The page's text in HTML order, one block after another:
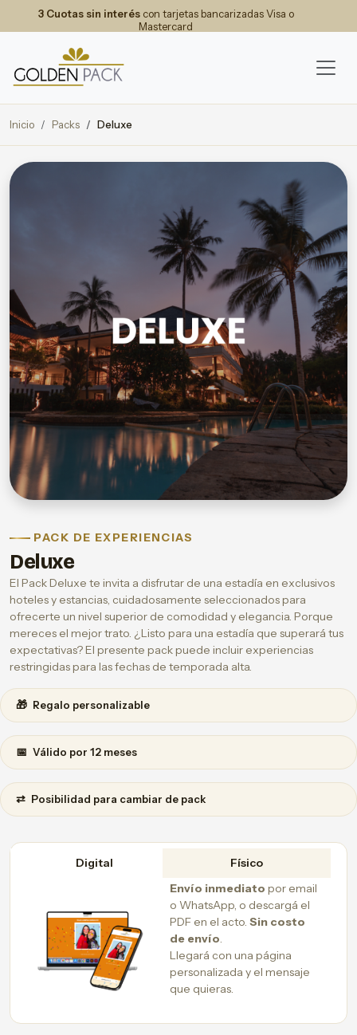
3 Cuotas sin interéscon tarjetas bancarizadas Visa o
Mastercard
Inicio Packs Deluxe
PACK DE EXPERIENCIAS
Deluxe
El Pack Deluxe te invita a disfrutar de una estadía en exclusivos
hoteles y estancias, cuidadosamente seleccionados para
ofrecerte un nivel superior de comodidad y elegancia. Porque
mereces el mejor trato. ¿Listo para una estadía que superará tus
expectativas? El presente pack puede incluir experiencias
restringidas para las fechas de temporada alta.
🎁 Regalo personalizable
📅 Válido por 12 meses
⇄ Posibilidad para cambiar de pack
Digital
Físico
Envío inmediato por email
o WhatsApp, o descargá el
PDF en el acto. Sin costo
de envío.
Llegará con una página
personalizada y el mensaje
que quieras.